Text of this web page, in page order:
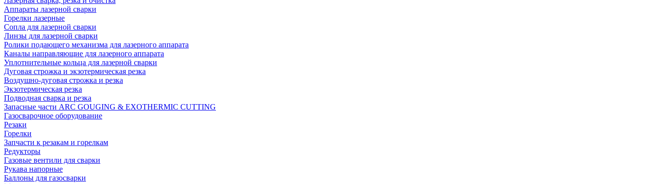
Аппараты лазерной сварки
Горелки лазерные
Сопла для лазерной сварки
Линзы для лазерной сварки
Ролики подающего механизма для лазерного аппарата
Каналы направляющие для лазерного аппарата
Уплотнительные кольца для лазерной сварки
Дуговая строжка и экзотермическая резка
Воздушно-дуговая строжка и резка
Экзотермическая резка
Подводная сварка и резка
Запасные части ARC GOUGING & EXOTHERMIC CUTTING
Газосварочное оборудование
Резаки
Горелки
Запчасти к резакам и горелкам
Редукторы
Газовые вентили для сварки
Рукава напорные
Баллоны для газосварки